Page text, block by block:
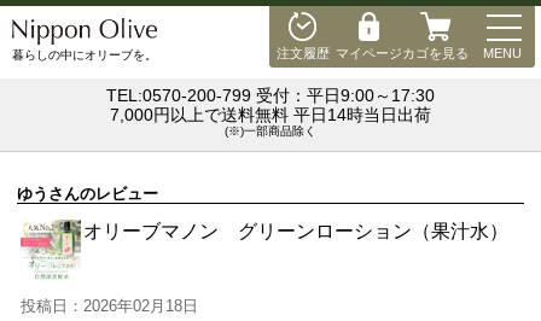
注文履歴 マイページカゴを見る MENU
暮らしの中にオリーブを。
TEL:0570-200-799 受付：平日9:00～17:30
7,000円以上で送料無料 平日14時当日出荷
(※)一部商品除く
ゆうさんのレビュー
オリーブマノン グリーンローション（果汁水）
投稿日：2026年02月18日